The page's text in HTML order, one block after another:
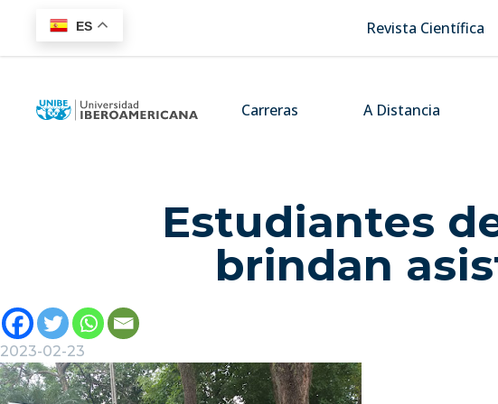
ES Revista Científica
Carreras A Distancia
Estudiantes
brindan
2023-02-23